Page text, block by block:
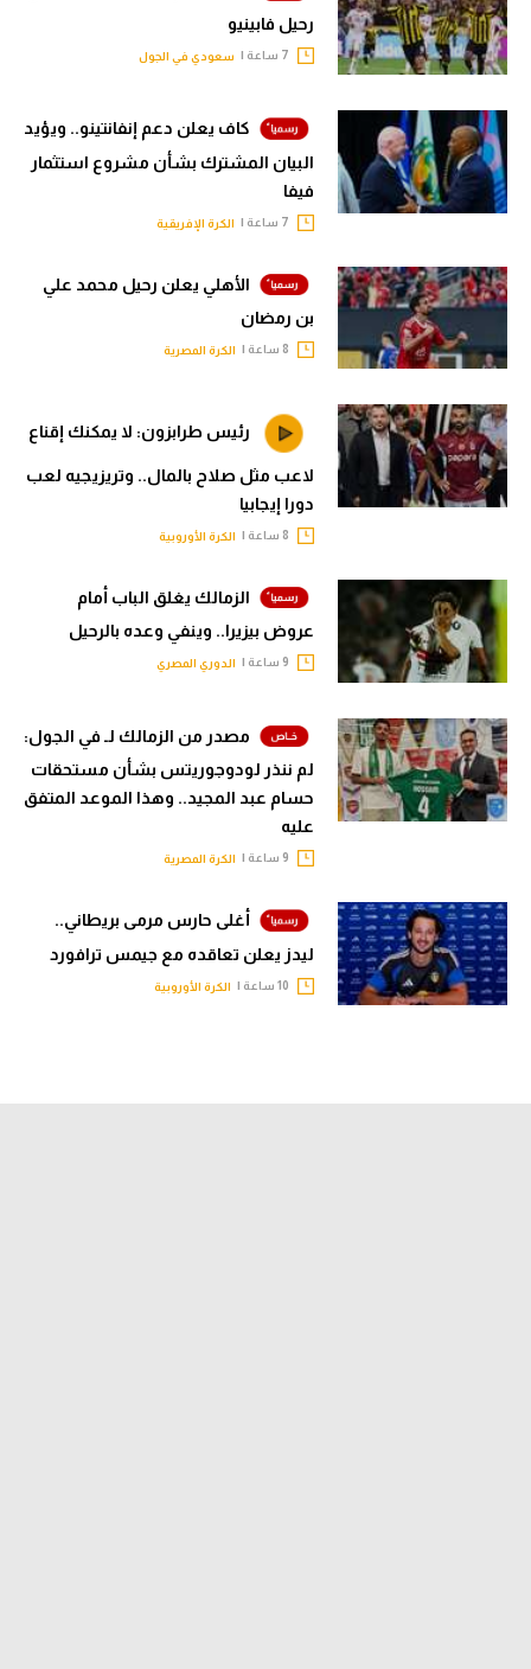
رحيل فابينيو
سعودي في الجول
كاف يعلن دعم إنفانتينو.. ويؤيد
البيان المشترك بشأن مشروع استثمار
فيفا
الكرة الإفريقية
الأهلي يعلن رحيل محمد علي
بن رمضان
الكرة المصرية
رئيس طرابزون: لا يمكنك إقناع
لاعب مثل صلاح بالمال.. وتريزيجيه لعب
دورا إيجابيا
الكرة الأوروبية
الزمالك يغلق الباب أمام
عروض بيزيرا.. وينفي وعده بالرحيل
الدوري المصري
مصدر من الزمالك لـ في الجول:
لم ننذر لودوجوريتس بشأن مستحقات
حسام عبد المجيد.. وهذا الموعد المتفق
عليه
الكرة المصرية
أغلى حارس مرمى بريطاني..
ليدز يعلن تعاقده مع جيمس ترافورد
الكرة الأوروبية